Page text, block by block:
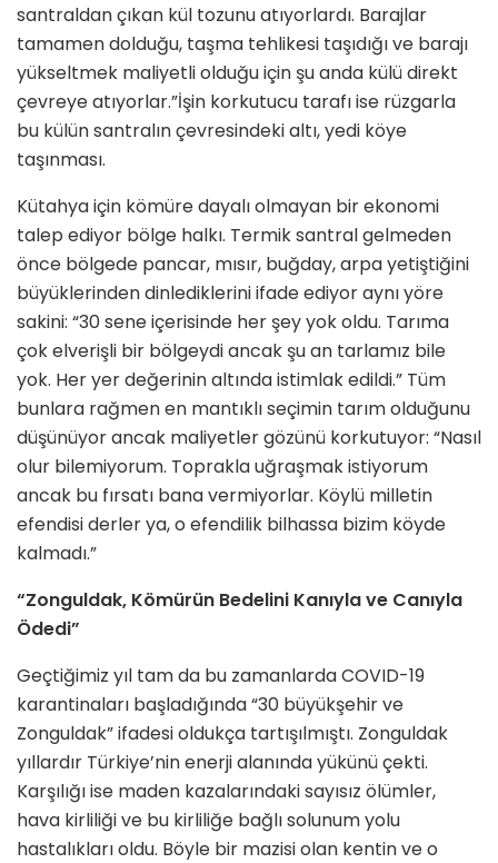
santraldan çıkan kül tozunu atıyorlardı. Barajlar
tamamen dolduğu, taşma tehlikesi taşıdığı ve barajı
yükseltmek maliyetli olduğu için şu anda külü direkt
çevreye atıyorlar.”İşin korkutucu tarafı ise rüzgarla
bu külün santralın çevresindeki altı, yedi köye
taşınması.
Kütahya için kömüre dayalı olmayan bir ekonomi
talep ediyor bölge halkı. Termik santral gelmeden
önce bölgede pancar, mısır, buğday, arpa yetiştiğini
büyüklerinden dinlediklerini ifade ediyor aynı yöre
sakini: “30 sene içerisinde her şey yok oldu. Tarıma
çok elverişli bir bölgeydi ancak şu an tarlamız bile
yok. Her yer değerinin altında istimlak edildi.” Tüm
bunlara rağmen en mantıklı seçimin tarım olduğunu
düşünüyor ancak maliyetler gözünü korkutuyor: “Nasıl
olur bilemiyorum. Toprakla uğraşmak istiyorum
ancak bu fırsatı bana vermiyorlar. Köylü milletin
efendisi derler ya, o efendilik bilhassa bizim köyde
kalmadı.”
“Zonguldak, Kömürün Bedelini Kanıyla ve Canıyla
Ödedi”
Geçtiğimiz yıl tam da bu zamanlarda COVID-19
karantinaları başladığında “30 büyükşehir ve
Zonguldak” ifadesi oldukça tartışılmıştı. Zonguldak
yıllardır Türkiye’nin enerji alanında yükünü çekti.
Karşılığı ise maden kazalarındaki sayısız ölümler,
hava kirliliği ve bu kirliliğe bağlı solunum yolu
hastalıkları oldu. Böyle bir mazisi olan kentin ve o